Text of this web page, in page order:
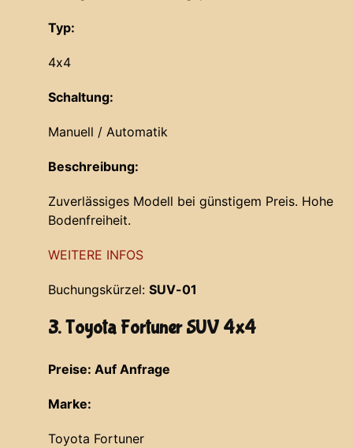
Typ:
4x4
Schaltung:
Manuell / Automatik
Beschreibung:
Zuverlässiges Modell bei günstigem Preis. Hohe
Bodenfreiheit.
WEITERE INFOS
Buchungskürzel: SUV-01
3. Toyota Fortuner SUV 4x4
Preise: Auf Anfrage
Marke:
Toyota Fortuner